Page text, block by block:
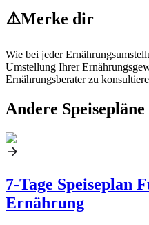
⚠️Merke dir
Wie bei jeder
Umstellung Ihrer
Ernährungsberater zu
Andere Speisepläne
7-Tage Speiseplan
Ernährung